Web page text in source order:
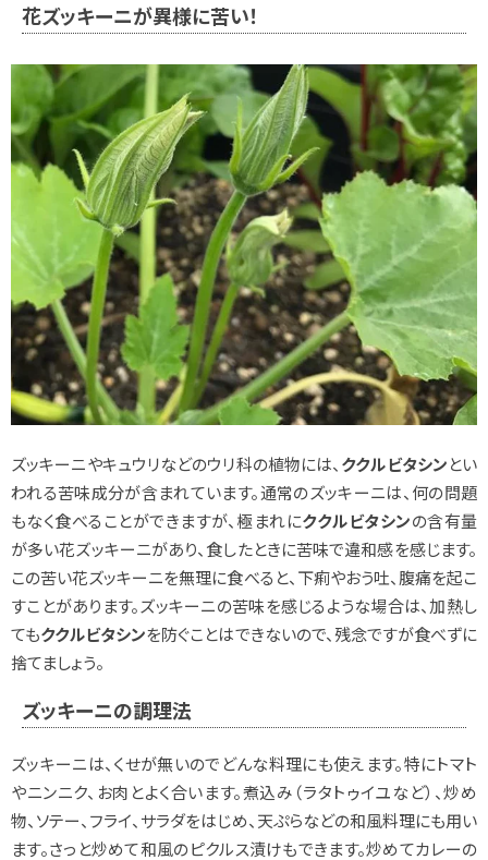
花ズッキーニが異様に苦い！
ズッキーニやキュウリなどのウリ科の植物には、 ククルビタシンとい
われる苦味成分が含まれています。通常のズッキーニは、何の問題
もなく食べることができますが、極まれにククルビタシンの含有量
が多い花ズッキーニがあり、食したときに苦味で違和感を感じます。
この苦い花ズッキーニを無理に食べると、下痢やおう吐、腹痛を起こ
すことがあります。ズッキーニの苦味を感じるような場合は、加熱し
てもククルビタシンを防ぐことはできないので、残念ですが食べずに
捨てましょう。
ズッキーニの調理法
ズッキーニは、くせが無いのでどんな料理にも使えます。特にトマト
やニンニク、お肉とよく合います。煮込み（ラタトゥイユなど）、炒め
物、ソテー、フライ、サラダをはじめ、天ぷらなどの和風料理にも用い
ます。さっと炒めて和風のピクルス漬けもできます。炒めてカレーの